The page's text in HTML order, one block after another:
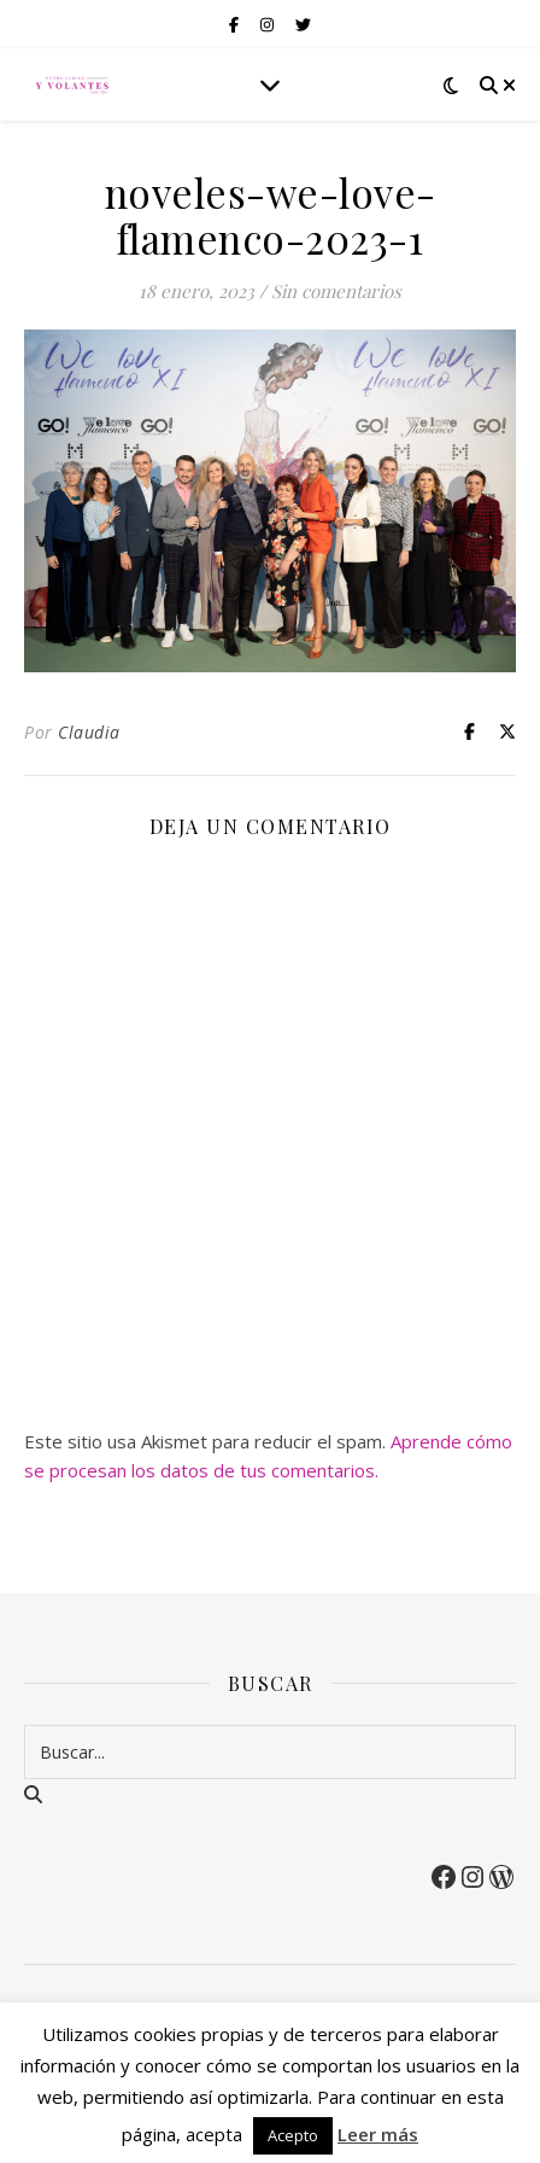
noveles-we-love-
flamenco-2023-1
18 enero, 2023 / Sin comentarios
Por Claudia
DEJA UN COMENTARIO
Este sitio usa Akismet para reducir el spam. Aprende cómo
se procesan los datos de tus comentarios.
BUSCAR
Política de privacidad Política de devoluciones y reembolsos
Mi cuenta
Ashe Tema deWP Royal
Utilizamos cookies propias y de terceros para elaborar
información y conocer cómo se comportan los usuarios en la
web, permitiendo así optimizarla. Para continuar en esta
página, acepta
Acepto Leer más